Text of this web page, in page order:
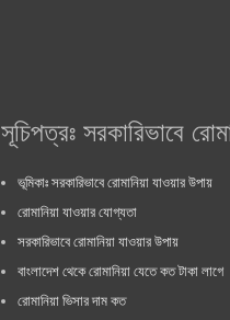
সূচিপত্রঃ সরকারিভাবে
ভূমিকাঃ সরকারিভাবে রোমানিয়া যাওয়ার উপায়
রোমানিয়া যাওয়ার যোগ্যতা
সরকারিভাবে রোমানিয়া যাওয়ার উপায়
বাংলাদেশ থেকে রোমানিয়া যেতে কত টাকা লাগে
রোমানিয়া ভিসার দাম কত